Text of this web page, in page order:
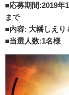
■応募期間:2019年
まで
■内容: 大幡しえり
■当選人数:1名様